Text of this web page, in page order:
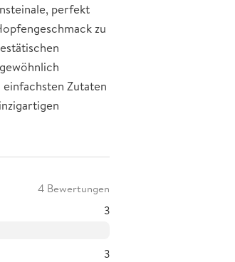
perfekt
zu
Zutaten
4 Bewertungen
3
3